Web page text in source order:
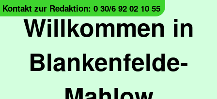
Willkommen in
Blankenfelde-
Kontakt zur Redaktion: 0 30/6 92 02 10 55